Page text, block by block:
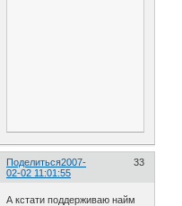
Поделиться 33
2007-
02-02 11:01:55
А кстати поддерживаю найм